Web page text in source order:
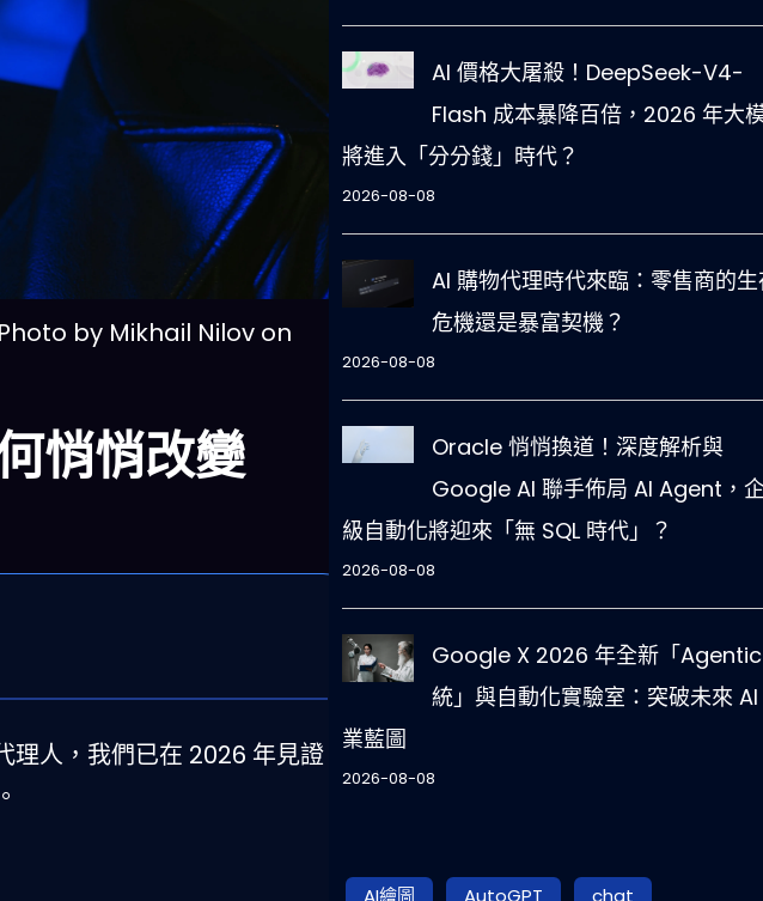
Photo by Mikhail Nilov on
悄悄改變
理人，我們已在 2026 年見證
AI 價格大屠殺！DeepSeek-V4-
Flash 成本暴降百倍，2026 年大
將進入「分分錢」時代？
2026-08-08
AI 購物代理時代來臨：零售商的
危機還是暴富契機？
2026-08-08
Oracle 悄悄換道！深度解析與
Google AI 聯手佈局 AI Agent，
級自動化將迎來「無 SQL 時代」？
2026-08-08
Google X 2026 年全新「
統」與自動化實驗室：突破未來
業藍圖
2026-08-08
AI繪圖 AutoGPT
chat